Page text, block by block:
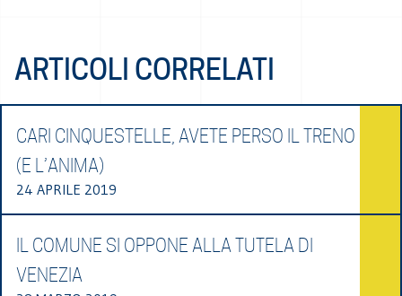
ARTICOLI CORRELATI
CARI CINQUESTELLE, AVETE PERSO IL TRENO
(E L’ANIMA)
24 APRILE 2019
IL COMUNE SI OPPONE ALLA TUTELA DI
VENEZIA